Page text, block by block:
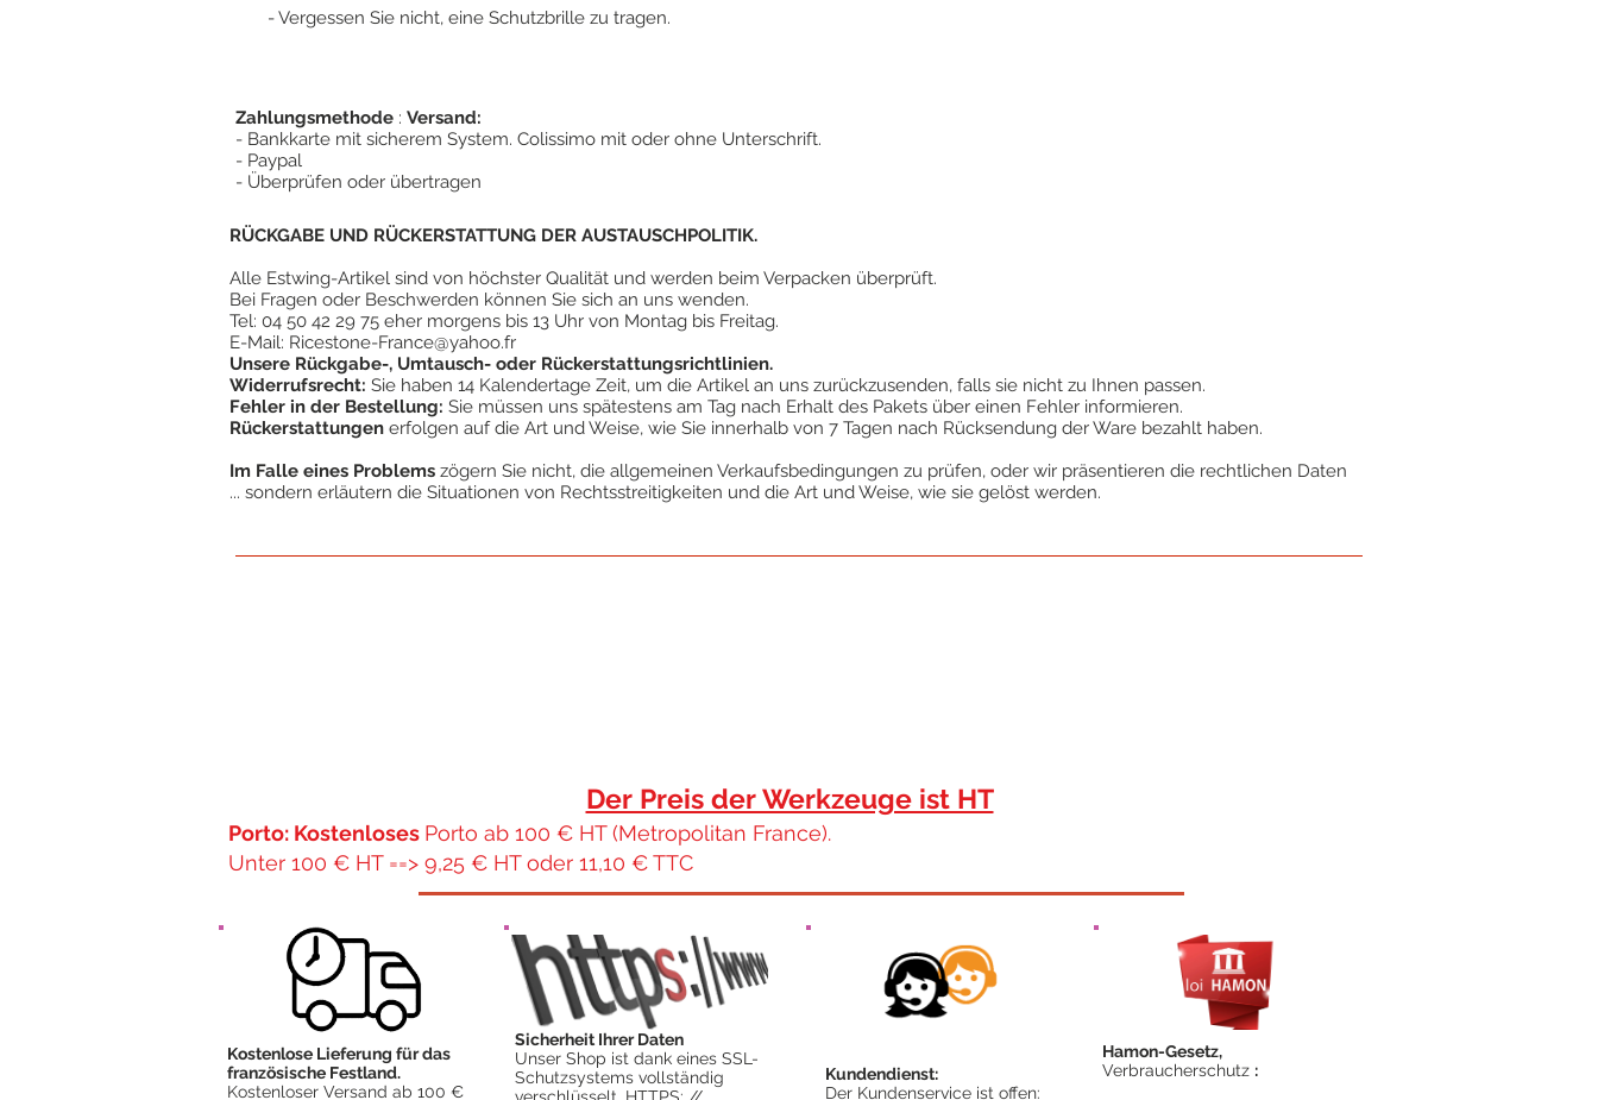
- Vergessen Sie nicht, eine Schutzbrille zu tragen.
Zahlungsmethode : Versand:
- Bankkarte mit sicherem System. Colissimo mit oder ohne Unterschrift.
- Paypal
- Überprüfen oder übertragen
RÜCKGABE UND RÜCKERSTATTUNG DER AUSTAUSCHPOLITIK.
Alle Estwing-Artikel sind von höchster Qualität und werden beim Verpacken überprüft.
Bei Fragen oder Beschwerden können Sie sich an uns wenden.
Tel: 04 50 42 29 75 eher morgens bis 13 Uhr von Montag bis Freitag.
E-Mail: Ricestone-France@yahoo.fr
Unsere Rückgabe-, Umtausch- oder Rückerstattungsrichtlinien.
Widerrufsrecht: Sie haben 14 Kalendertage Zeit, um die Artikel an uns zurückzusenden, falls sie nicht zu Ihnen passen.
Fehler in der Bestellung: Sie müssen uns spätestens am Tag nach Erhalt des Pakets über einen Fehler informieren.
Rückerstattungen erfolgen auf die Art und Weise, wie Sie innerhalb von 7 Tagen nach Rücksendung der Ware bezahlt haben.
Im Falle eines Problems zögern Sie nicht, die allgemeinen Verkaufsbedingungen zu prüfen, oder wir präsentieren die rechtlichen Daten
... sondern erläutern die Situationen von Rechtsstreitigkeiten und die Art und Weise, wie sie gelöst werden.
Der Preis der Werkzeuge ist HT
Porto: Kostenloses Porto ab 100 € HT (Metropolitan France).
Unter 100 € HT ==> 9,25 € HT oder 11,10 € TTC
Kostenlose Lieferung für das
französische Festland.
Kostenloser Versand ab 100 €
Sicherheit Ihrer Daten
Unser Shop ist dank eines SSL-
Schutzsystems vollständig
Kundendienst:
Der Kundenservice ist offen:
Hamon-Gesetz,
Verbraucherschutz :